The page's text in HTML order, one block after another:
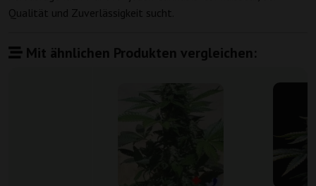
Qualität und Zuverlässigkeit sucht.
Mit ähnlichen Produkten vergleichen: